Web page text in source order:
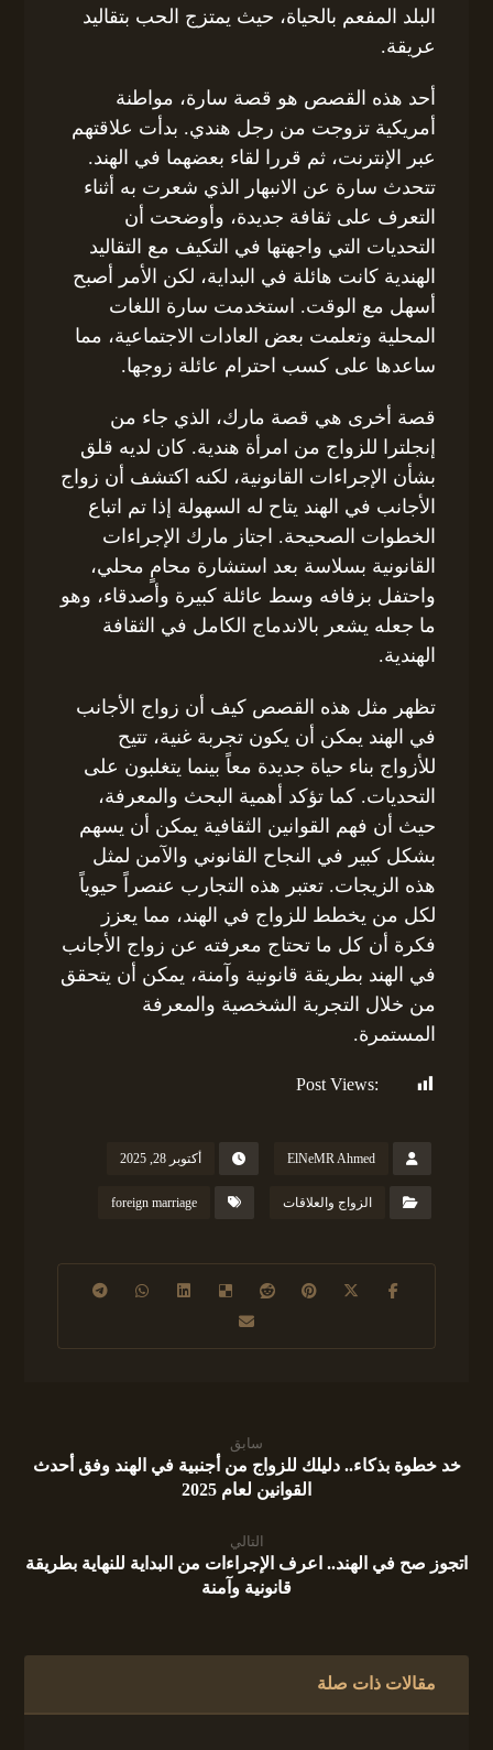
البلد المفعم بالحياة، حيث يمتزج الحب بتقاليد
عريقة.
أحد هذه القصص هو قصة سارة، مواطنة
أمريكية تزوجت من رجل هندي. بدأت علاقتهم
عبر الإنترنت، ثم قررا لقاء بعضهما في الهند.
تتحدث سارة عن الانبهار الذي شعرت به أثناء
التعرف على ثقافة جديدة، وأوضحت أن
التحديات التي واجهتها في التكيف مع التقاليد
الهندية كانت هائلة في البداية، لكن الأمر أصبح
أسهل مع الوقت. استخدمت سارة اللغات
المحلية وتعلمت بعض العادات الاجتماعية، مما
ساعدها على كسب احترام عائلة زوجها.
قصة أخرى هي قصة مارك، الذي جاء من
إنجلترا للزواج من امرأة هندية. كان لديه قلق
بشأن الإجراءات القانونية، لكنه اكتشف أن زواج
الأجانب في الهند يتاح له السهولة إذا تم اتباع
الخطوات الصحيحة. اجتاز مارك الإجراءات
القانونية بسلاسة بعد استشارة محامٍ محلي،
واحتفل بزفافه وسط عائلة كبيرة وأصدقاء، وهو
ما جعله يشعر بالاندماج الكامل في الثقافة
الهندية.
تظهر مثل هذه القصص كيف أن زواج الأجانب
في الهند يمكن أن يكون تجربة غنية، تتيح
للأزواج بناء حياة جديدة معاً بينما يتغلبون على
التحديات. كما تؤكد أهمية البحث والمعرفة،
حيث أن فهم القوانين الثقافية يمكن أن يسهم
بشكل كبير في النجاح القانوني والآمن لمثل
هذه الزيجات. تعتبر هذه التجارب عنصراً حيوياً
لكل من يخطط للزواج في الهند، مما يعزز
فكرة أن كل ما تحتاج معرفته عن زواج الأجانب
في الهند بطريقة قانونية وآمنة، يمكن أن يتحقق
من خلال التجربة الشخصية والمعرفة
المستمرة.
Post Views:
ElNeMR Ahmed أكتوبر 28, 2025
الزواج والعلاقات foreign marriage
سابق
خد خطوة بذكاء.. دليلك للزواج من أجنبية في الهند وفق أحدث
القوانين لعام 2025
التالي
اتجوز صح في الهند.. اعرف الإجراءات من البداية للنهاية بطريقة
قانونية وآمنة
مقالات ذات صلة